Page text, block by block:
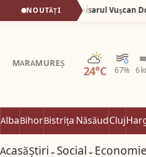
NOUTĂȚI
MARAMUREȘ
24°C 67% 6
Parțial noros
AlbaBihorBistrița NăsăudCluj
AcasăȘtiri⌄Social⌄Economie